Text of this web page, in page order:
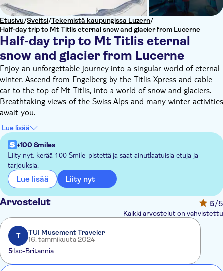
Etusivu/Sveitsi/Tekemistä kaupungissa Luzern/
Half-day trip to Mt Titlis eternal snow and glacier from Lucerne
Half-day trip to Mt Titlis eternal
snow and glacier from Lucerne
Enjoy an unforgettable journey into a singular world of eternal
winter. Ascend from Engelberg by the Titlis Xpress and cable
car to the top of Mt Titlis, into a world of snow and glaciers.
Breathtaking views of the Swiss Alps and many winter activities
await you.
At the top of Mt Titlis (3,000 m), enjoy the magnificent views
of the Alps from the sun terrace, visit the Glacier Cave and
cross Europe's highest suspension bridge - the Cliff Walk. Take
a ride with the Ice Flyer, bringing you close to the Glacier Park,
where you can experience snow tubing even in summer.
Lue lisää
+100 Smiles
Liity nyt, kerää 100 Smile-pistettä ja saat ainutlaatuisia etuja ja
tarjouksia.
Lue lisää Liity nyt
Arvostelut 5/5
Kaikki arvostelut on vahvistettu
T
TUI Musement Traveler
16. tammikuuta 2024
5Iso-Britannia